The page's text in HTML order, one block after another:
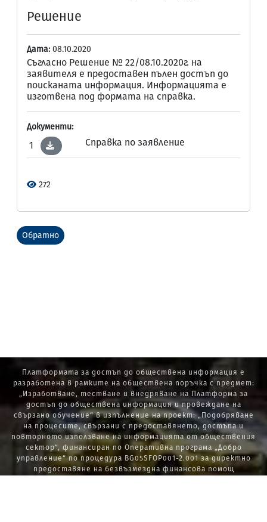
Решение
Дата: 08.10.2020
Съгласно Решение № 22/08.10.2020г. на
заявителя е предоставен пълен достъп до
поисканата информация. Информацията е
изготвена под формата на справка.
Документи:
1 Справка по заявление
272
Обратно
Платформата за достъп до обществена информация е
разработена в рамките на обществена поръчка с предмет:
„Изработване, тестване и внедряване на Платформа за
достъп до обществена информация и провеждане на
свързано обучение“ в изпълнение на проект: „Подобряване
на процесите, свързани с предоставянето, достъпа и
повторното използване на информацията от обществения
сектор“, финансиран по Оперативна програма „Добро
управление“ по процедура BG05SFOP001-2.001 за директно
предоставяне на безвъзмездна финансова помощ